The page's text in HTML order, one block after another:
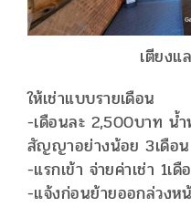
เตียง
ให้เช่าแบบรายเดือน
-เดือนละ 2,500บาท น้
สัญญาอย่างน้อย 3เดือน
-แรกเข้า จ่ายค่าเช่า 1เ
-แจ้งก่อนย้ายออกล่วงห